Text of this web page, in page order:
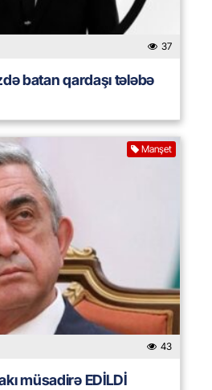
37
batan qardaşı tələbə
Manşet
43
müsadirə EDİLDİ